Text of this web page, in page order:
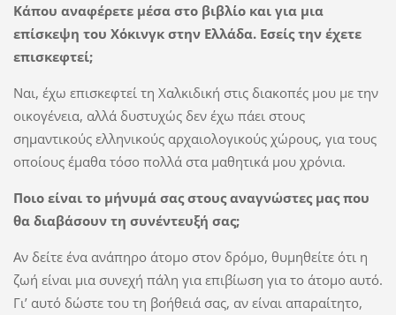
Κάπου αναφέρετε μέσα στο βιβλίο και για μια
επίσκεψη του Χόκινγκ στην Ελλάδα. Εσείς την έχετε
επισκεφτεί;
Ναι, έχω επισκεφτεί τη Χαλκιδική στις διακοπές μου με την
οικογένεια, αλλά δυστυχώς δεν έχω πάει στους
σημαντικούς ελληνικούς αρχαιολογικούς χώρους, για τους
οποίους έμαθα τόσο πολλά στα μαθητικά μου χρόνια.
Ποιο είναι το μήνυμά σας στους αναγνώστες μας που
θα διαβάσουν τη συνέντευξή σας;
Αν δείτε ένα ανάπηρο άτομο στον δρόμο, θυμηθείτε ότι η
ζωή είναι μια συνεχή πάλη για επιβίωση για το άτομο αυτό.
Γι’ αυτό δώστε του τη βοήθειά σας, αν είναι απαραίτητο,